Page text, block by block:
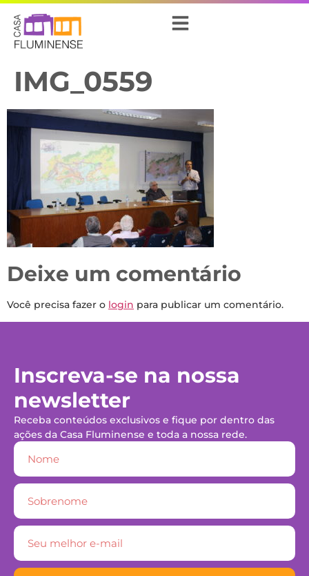
IMG_0559
Deixe um comentário
Você precisa fazer o login para publicar um comentário.
Inscreva-se na nossa
newsletter
Receba conteúdos exclusivos e fique por dentro das
ações da Casa Fluminense e toda a nossa rede.